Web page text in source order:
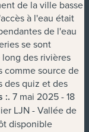
de la ville basse
à l'eau était
de l'eau
se sont
des rivières
comme source de
des quiz et des
:. 7 mai 2025 - 18
LJN - Vallée de
disponible